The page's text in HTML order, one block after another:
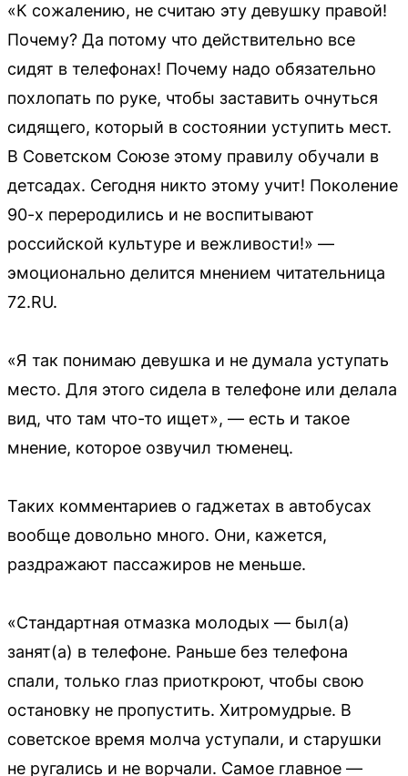
«К сожалению, не считаю эту девушку правой!
Почему? Да потому что действительно все
сидят в телефонах! Почему надо обязательно
похлопать по руке, чтобы заставить очнуться
сидящего, который в состоянии уступить мест.
В Советском Союзе этому правилу обучали в
детсадах. Сегодня никто этому учит! Поколение
90-х переродились и не воспитывают
российской культуре и вежливости!» —
эмоционально делится мнением читательница
72.RU.
«Я так понимаю девушка и не думала уступать
место. Для этого сидела в телефоне или делала
вид, что там что-то ищет», — есть и такое
мнение, которое озвучил тюменец.
Таких комментариев о гаджетах в автобусах
вообще довольно много. Они, кажется,
раздражают пассажиров не меньше.
«Стандартная отмазка молодых — был(а)
занят(а) в телефоне. Раньше без телефона
спали, только глаз приоткроют, чтобы свою
остановку не пропустить. Хитромудрые. В
советское время молча уступали, и старушки
не ругались и не ворчали. Самое главное —